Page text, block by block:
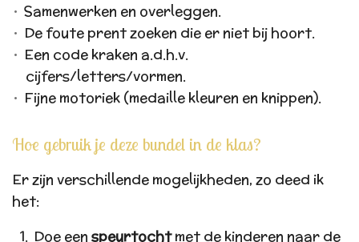
Samenwerken en overleggen.
De foute prent zoeken die er niet bij hoort.
Een code kraken a.d.h.v.
cijfers/letters/vormen.
Fijne motoriek (medaille kleuren en knippen).
Hoe gebruik je deze bundel in de klas?
Er zijn verschillende mogelijkheden, zo deed ik
het:
Doe eenspeurtochtmet de kinderen naar de